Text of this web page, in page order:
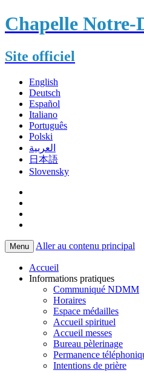
Chapelle Notre-
Site officiel
English
Deutsch
Español
Italiano
Português
Polski
العربية
日本語
Slovensky
Menu Aller au contenu principal
Accueil
Informations pratiques
Communiqué NDMM
Horaires
Espace médailles
Accueil spirituel
Accueil messes
Bureau pèlerinage
Permanence
Intentions de prière